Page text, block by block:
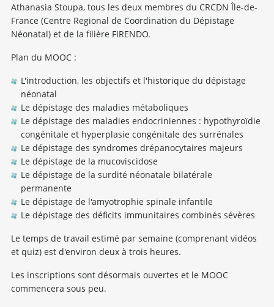
Athanasia Stoupa, tous les deux membres du CRCDN Île-de-
France (Centre Regional de Coordination du Dépistage
Néonatal) et de la filière FIRENDO.
Plan du MOOC :
L'introduction, les objectifs et l'historique du dépistage
néonatal
Le dépistage des maladies métaboliques
Le dépistage des maladies endocriniennes : hypothyroïdie
congénitale et hyperplasie congénitale des surrénales
Le dépistage des syndromes drépanocytaires majeurs
Le dépistage de la mucoviscidose
Le dépistage de la surdité néonatale bilatérale
permanente
Le dépistage de l'amyotrophie spinale infantile
Le dépistage des déficits immunitaires combinés sévères
Le temps de travail estimé par semaine (comprenant vidéos
et quiz) est d'environ deux à trois heures.
Les inscriptions sont désormais ouvertes et le MOOC
commencera sous peu.